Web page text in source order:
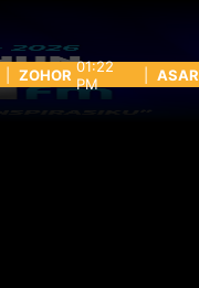
ZOHOR 01:22
PM
ASAR